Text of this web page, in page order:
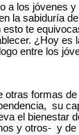
a los jóvenes y
la sabiduría
te
¿Hoy es
entre los
otras formas
su
el bienestar
y otros- y